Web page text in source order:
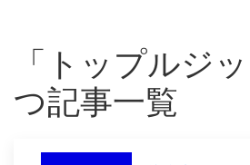
「トップルジ
つ記事一覧